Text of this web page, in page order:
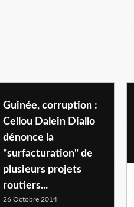
economie
Guinée, corruption :
Cellou Dalein Diallo
dénonce la
"surfacturation" de
plusieurs projets
routiers...
26 Octobre 2014